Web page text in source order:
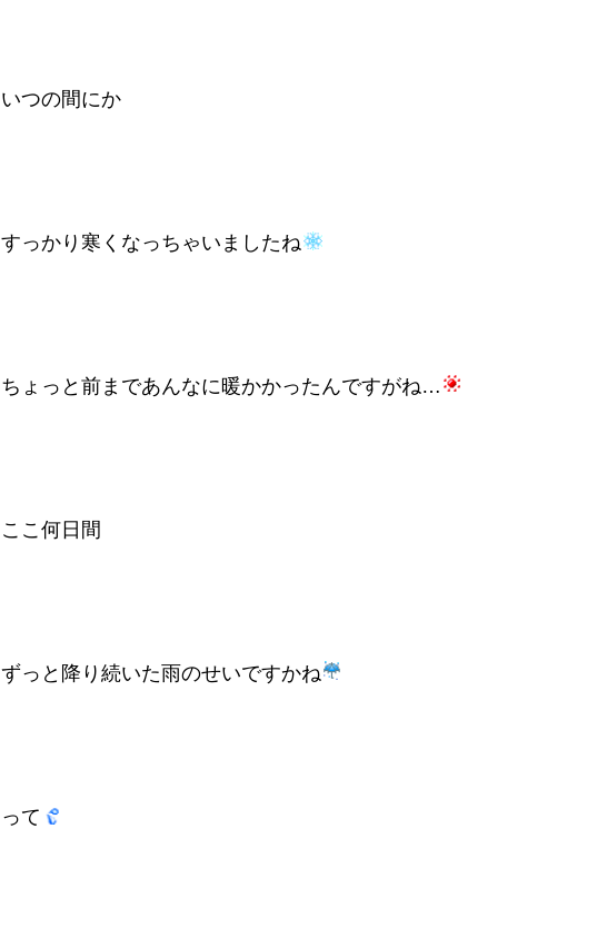
いつの間にか
すっかり寒くなっちゃいましたね
ちょっと前まであんなに暖かかったんですがね…
ここ何日間
ずっと降り続いた雨のせいですかね
って